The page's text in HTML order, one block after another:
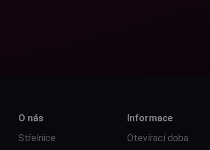
O nás
Střelnice
Informace
Otevírací doba